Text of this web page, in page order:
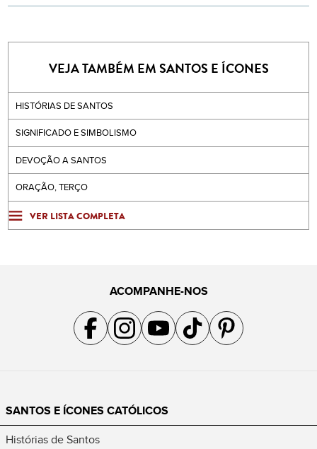
VEJA TAMBÉM EM SANTOS E ÍCONES
HISTÓRIAS DE SANTOS
SIGNIFICADO E SIMBOLISMO
DEVOÇÃO A SANTOS
ORAÇÃO, TERÇO
VER LISTA COMPLETA
ACOMPANHE-NOS
Acompanhe a gente no Facebook
Acompanhe a gente no Instagram
Acompanhe a gente no YouTube
Acompanhe a gente no TikTok
Acompanhe a gente no
SANTOS E ÍCONES CATÓLICOS
Histórias de Santos